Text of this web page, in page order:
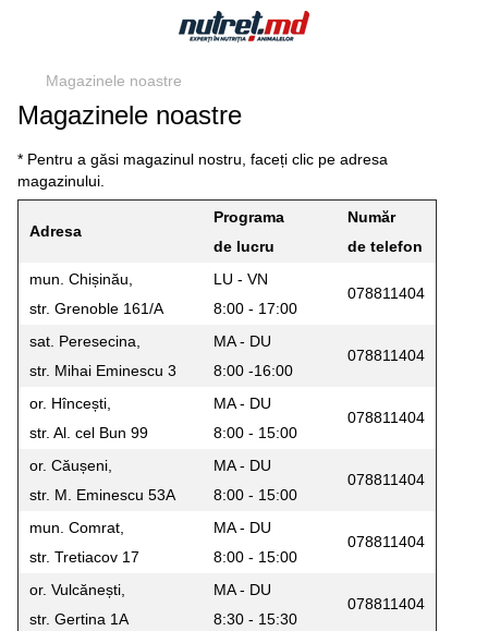
Magazinele noastre
Magazinele noastre
* Pentru a găsi magazinul nostru, faceți clic pe adresa
magazinului.
Adresa
Programa
de lucru
Număr
de telefon
mun. Chișinău,
str. Grenoble 161/A
LU - VN
8:00 - 17:00
078811404
sat. Peresecina,
str. Mihai Eminescu 3
MA - DU
8:00 -16:00
078811404
or. Hîncești,
str. Al. cel Bun 99
MA - DU
8:00 - 15:00
078811404
or. Căușeni,
str. M. Eminescu 53A
MA - DU
8:00 - 15:00
078811404
mun. Comrat,
str. Tretiacov 17
MA - DU
8:00 - 15:00
078811404
or. Vulcănești,
str. Gertina 1A
MA - DU
8:30 - 15:30
078811404